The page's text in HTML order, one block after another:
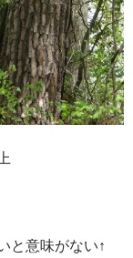
と意味がない↑